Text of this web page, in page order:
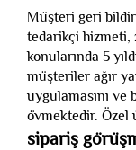
Müşteri geri
tedarikçi hizmeti,
konularında 5
müşteriler ağır
uygulamasını ve
övmektedir. Özel
sipariş